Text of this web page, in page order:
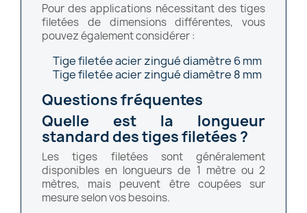
Pour des applications nécessitant des tiges
filetées de dimensions différentes, vous
pouvez également considérer :
Tige filetée acier zingué diamètre 6 mm
Tige filetée acier zingué diamètre 8 mm
Questions fréquentes
Quelle est la longueur
standard des tiges filetées ?
Les tiges filetées sont généralement
disponibles en longueurs de 1 mètre ou 2
mètres, mais peuvent être coupées sur
mesure selon vos besoins.